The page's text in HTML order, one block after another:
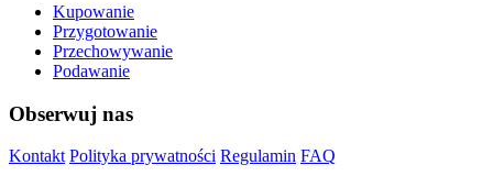
Kupowanie
Przygotowanie
Przechowywanie
Podawanie
Obserwuj nas
Kontakt Polityka prywatności Regulamin FAQ